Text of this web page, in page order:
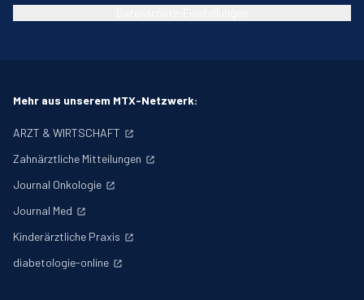
Mehr aus unserem MTX-Netzwerk:
ARZT & WIRTSCHAFT
Zahnärztliche Mitteilungen
Journal Onkologie
Journal Med
Kinderärztliche Praxis
diabetologie-online